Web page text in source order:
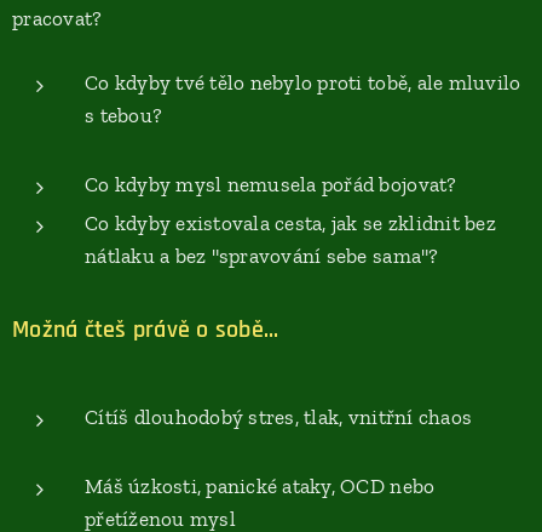
pracovat?
Co kdyby tvé tělo nebylo proti tobě, ale mluvilo
s tebou?
Co kdyby mysl nemusela pořád bojovat?
Co kdyby existovala cesta, jak se zklidnit bez
nátlaku a bez "spravování sebe sama"?
Možná čteš právě o sobě…
Cítíš dlouhodobý stres, tlak, vnitřní chaos
Máš úzkosti, panické ataky, OCD nebo
přetíženou mysl